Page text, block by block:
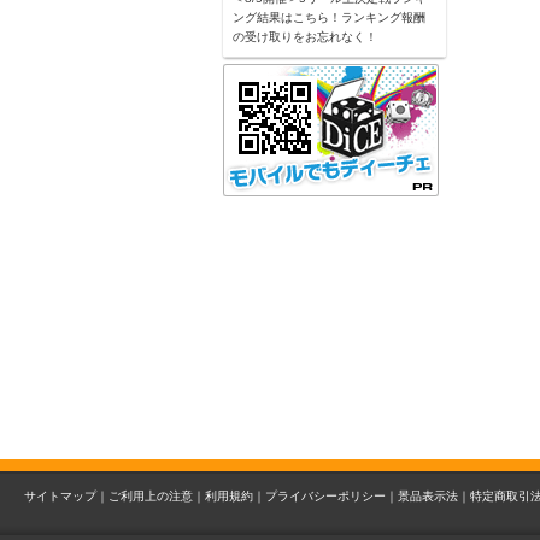
ング結果はこちら！ランキング報酬
の受け取りをお忘れなく！
サイトマップ｜ ご利用上の注意｜ 利用規約｜ プライバシーポリシー｜ 景品表示法｜ 特定商取引